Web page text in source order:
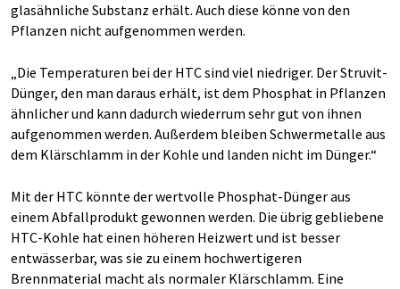
glasähnliche Substanz erhält. Auch diese könne von den
Pflanzen nicht aufgenommen werden.
„Die Temperaturen bei der HTC sind viel niedriger. Der Struvit-
Dünger, den man daraus erhält, ist dem Phosphat in Pflanzen
ähnlicher und kann dadurch wiederrum sehr gut von ihnen
aufgenommen werden. Außerdem bleiben Schwermetalle aus
dem Klärschlamm in der Kohle und landen nicht im Dünger.“
Mit der HTC könnte der wertvolle Phosphat-Dünger aus
einem Abfallprodukt gewonnen werden. Die übrig gebliebene
HTC-Kohle hat einen höheren Heizwert und ist besser
entwässerbar, was sie zu einem hochwertigeren
Brennmaterial macht als normaler Klärschlamm. Eine